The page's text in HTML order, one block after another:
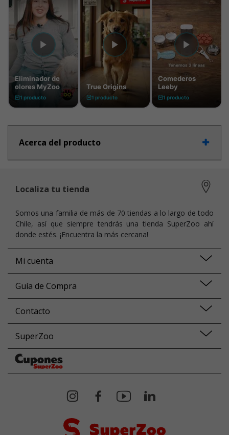
Acerca del producto
Localiza tu tienda
Somos una familia de más de 70 tiendas a lo largo de todo
Chile, así que siempre tendrás una tienda SuperZoo ahí
donde estés. ¡Encuentra la más cercana!
Mi cuenta
Guía de Compra
Contacto
SuperZoo